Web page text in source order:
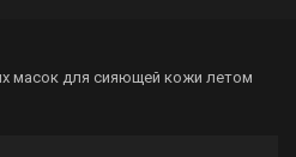
масок для сияющей кожи летом